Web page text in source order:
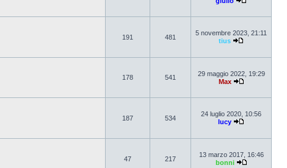
191 481
5 novembre 2023, 21:11
tius
178 541
29 maggio 2022, 19:29
Max
187 534
24 luglio 2020, 10:56
lucy
47 217
13 marzo 2017, 16:46
bonni